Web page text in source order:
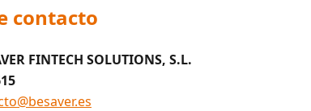
contacto
FINTECH SOLUTIONS, S.L.